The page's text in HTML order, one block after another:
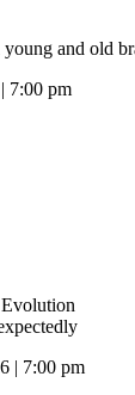
and old
7:00 pm
| 7:00 pm